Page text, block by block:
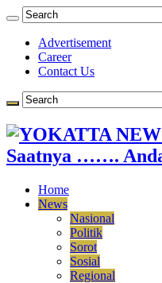
Advertisement
Career
Contact Us
Saatnya …….
Home
News
Nasional
Politik
Sorot
Sosial
Regional